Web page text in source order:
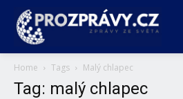
Home Tags Malý chlapec
Tag: malý chlapec